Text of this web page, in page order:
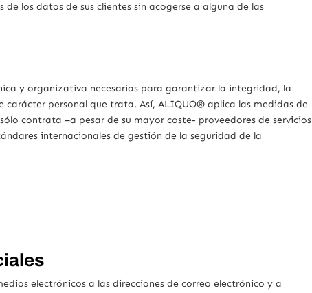
los datos de sus clientes sin acogerse a alguna de las
y organizativa necesarias para garantizar la integridad, la
personal que trata. Así, ALIQUO® aplica las medidas de
contrata –a pesar de su mayor coste- proveedores de servicios
internacionales de gestión de la seguridad de la
electrónicos a las direcciones de correo electrónico y a